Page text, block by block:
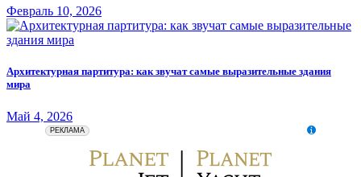
Февраль 10, 2026
Архитектурная партитура: как звучат самые выразительные здания
мира
Май 4, 2026
erid: 2SDnjeZkchy
РЕКЛАМА
ООО "Авиапромо" Местонахождение: 119435, г. Москва,
Большой Саввинский пер., д. 9, стр. 1 ОГРН: 1177746531137